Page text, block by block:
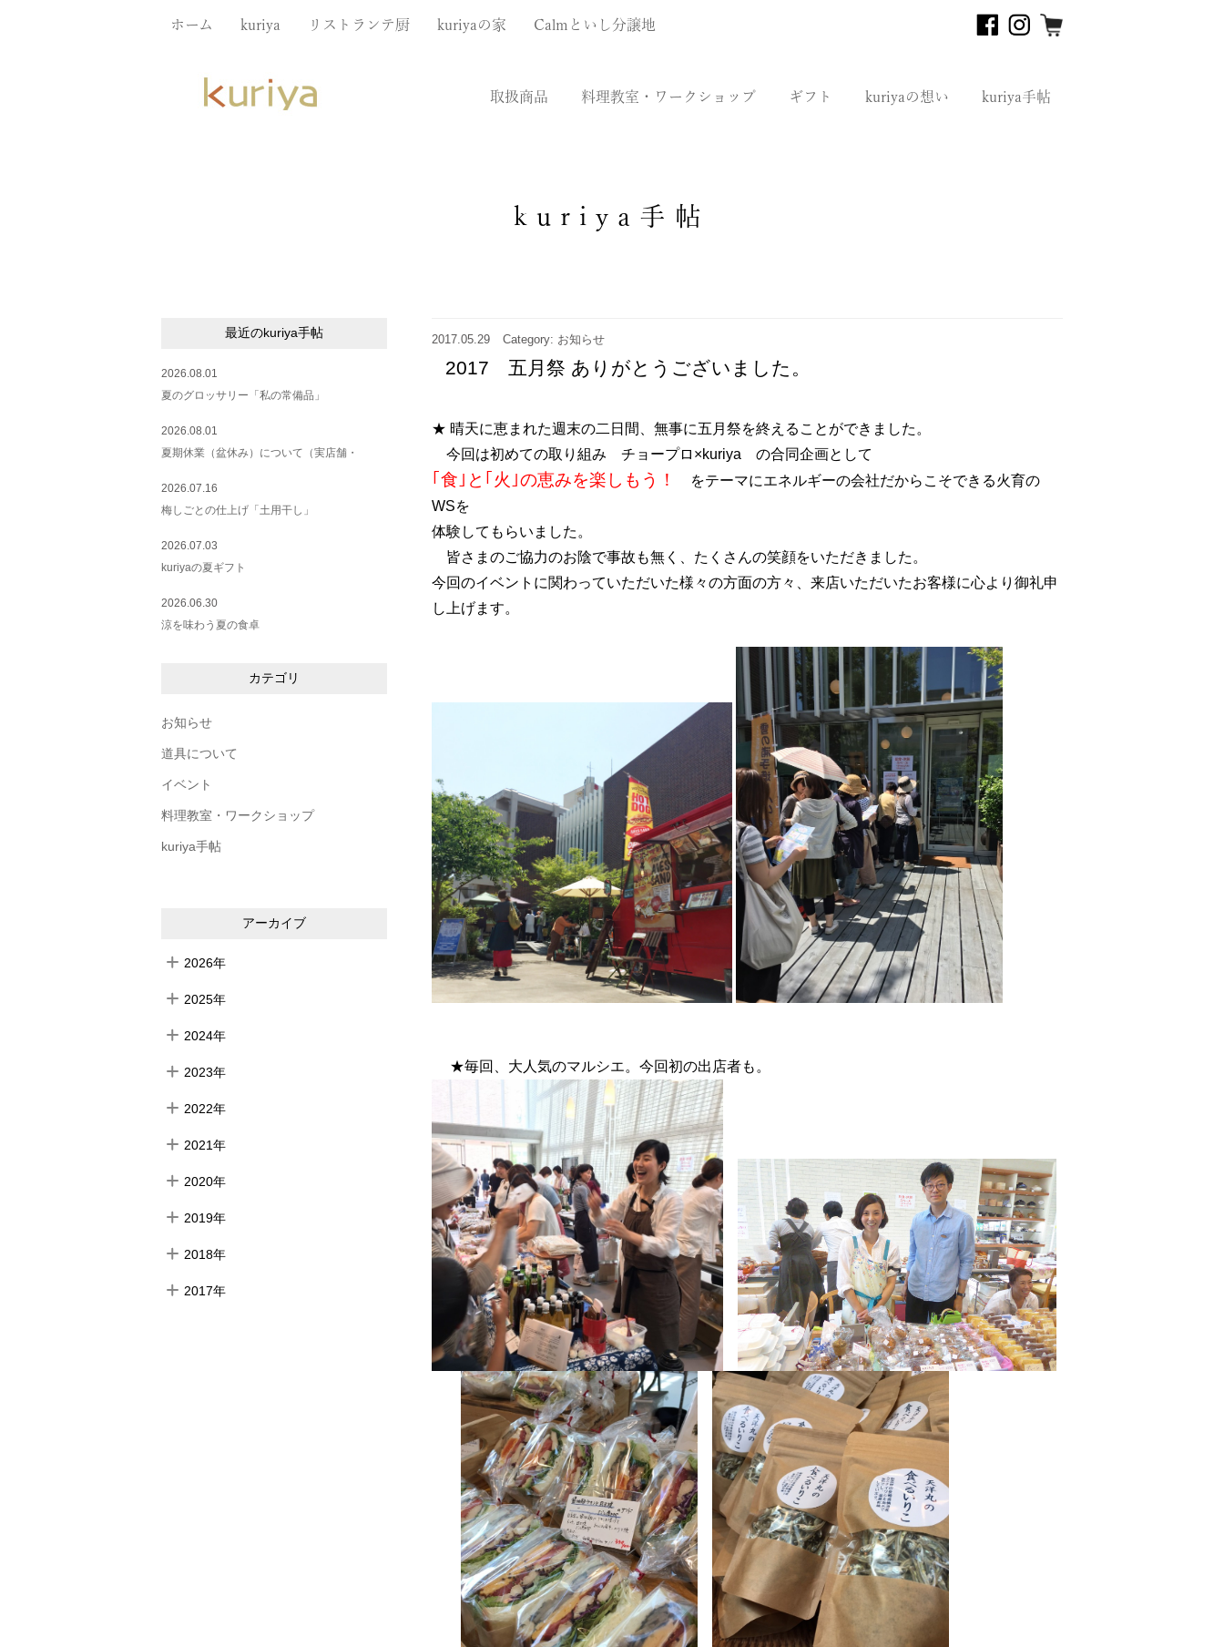
ホーム kuriya リストランテ厨 kuriyaの家 Calmといし分譲地
取扱商品 料理教室・ワークショップ ギフト kuriyaの想い kuriya手帖
kuriya手帖
2017.05.29 Category: お知らせ
2017 五月祭 ありがとうございました。
★ 晴天に恵まれた週末の二日間、無事に五月祭を終えることができました。
今回は初めての取り組み チョープロ×kuriya の合同企画として
｢食｣と｢火｣の恵みを楽しもう！
をテーマにエネルギーの会社だからこそできる火育の
WSを
体験してもらいました。
皆さまのご協力のお陰で事故も無く、たくさんの笑顔をいただきました。
今回のイベントに関わっていただいた様々の方面の方々、来店いただいたお客様に心より御礼申
し上げます。
★毎回、大人気のマルシエ。今回初の出店者も。
最近のkuriya手帖
2026.08.01
夏のグロッサリー「私の常備品」
2026.08.01
夏期休業（盆休み）について（実店舗・
2026.07.16
梅しごとの仕上げ「土用干し」
2026.07.03
kuriyaの夏ギフト
2026.06.30
涼を味わう夏の食卓
カテゴリ
お知らせ
道具について
イベント
料理教室・ワークショップ
kuriya手帖
アーカイブ
2026年
2025年
2024年
2023年
2022年
2021年
2020年
2019年
2018年
2017年